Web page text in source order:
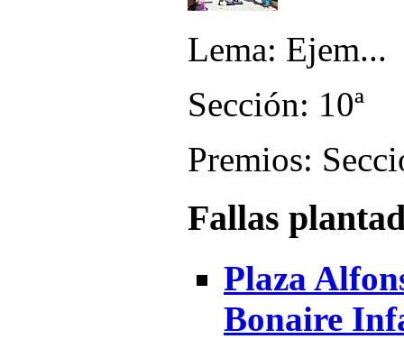
Lema: Ejem...
Sección: 10ª
Premios:
Fallas
Plaza
Bonaire